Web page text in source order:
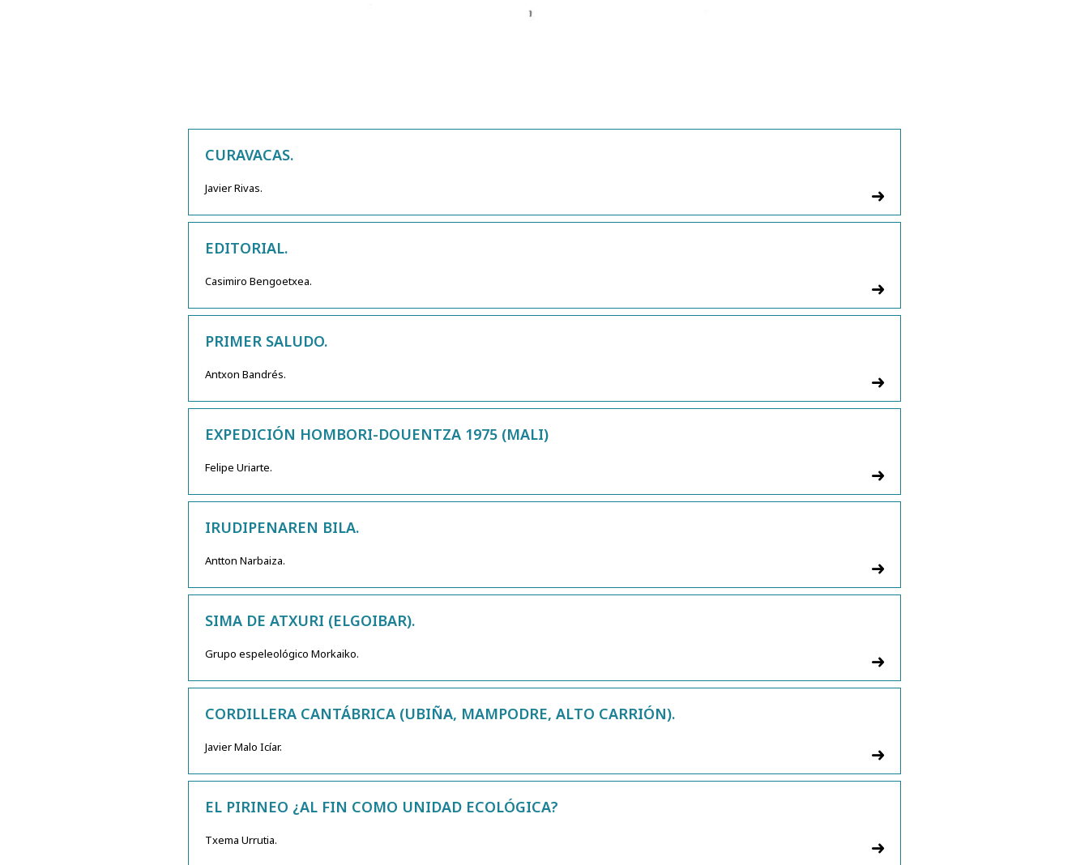
CURAVACAS.
Javier Rivas.
EDITORIAL.
Casimiro Bengoetxea.
PRIMER SALUDO.
Antxon Bandrés.
EXPEDICIÓN HOMBORI-DOUENTZA 1975 (MALI)
Felipe Uriarte.
IRUDIPENAREN BILA.
Antton Narbaiza.
SIMA DE ATXURI (ELGOIBAR).
Grupo espeleológico Morkaiko.
CORDILLERA CANTÁBRICA (UBIÑA, MAMPODRE, ALTO CARRIÓN).
Javier Malo Icíar.
EL PIRINEO ¿AL FIN COMO UNIDAD ECOLÓGICA?
Txema Urrutia.